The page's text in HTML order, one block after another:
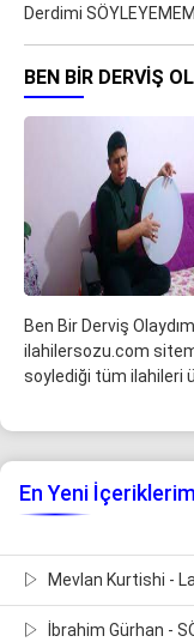
Derdimi
BEN BIR DERVIŞ
Ben Bir Derviş
ilahilersozu.com
soylediği tüm ilahileri
En Yeni
Mevlan Kurtishi -
İbrahim Gürhan -